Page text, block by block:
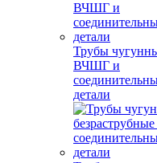
Трубы
ВЧШГ и
детали